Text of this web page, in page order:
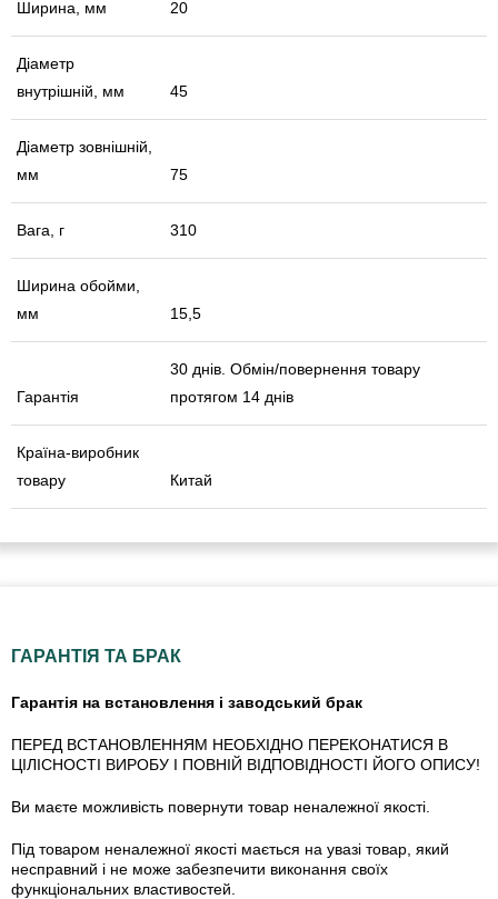
Ширина, мм 20
Діаметр
внутрішній, мм
45
Діаметр зовнішній,
мм
75
Вага, г 310
Ширина обойми,
мм
15,5
Гарантія
30 днів. Обмін/повернення товару
протягом 14 днів
Країна-виробник
товару
Китай
ГАРАНТІЯ ТА БРАК
Гарантія на встановлення і заводський брак
ПЕРЕД ВСТАНОВЛЕННЯМ НЕОБХІДНО ПЕРЕКОНАТИСЯ В
ЦІЛІСНОСТІ ВИРОБУ І ПОВНІЙ ВІДПОВІДНОСТІ ЙОГО ОПИСУ!
Ви маєте можливість повернути товар неналежної якості.
Під товаром неналежної якості мається на увазі товар, який
несправний і не може забезпечити виконання своїх
функціональних властивостей.